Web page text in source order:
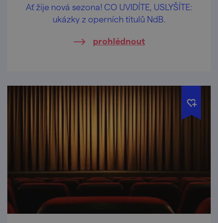
Ať žije nová sezona! CO UVIDÍTE, USLYŠÍTE:
ukázky z operních titulů NdB.
prohlédnout